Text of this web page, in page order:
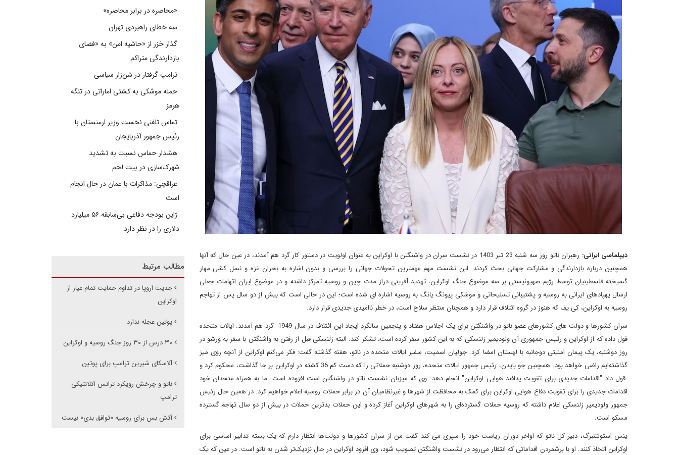
دیپلماسی ایرانی:
رهبران ناتو روز سه شنبه 23 تیر 1403 در نشست سران در واشنگتن با اوکراین به عنوان اولویت در دستور کار گرد هم آمدند، در عین حال که آنها
همچنین درباره بازدارندگی و مشارکت جهانی بحث کردند. این نشست مهم مهمترین تحولات جهانی را بررسی و بدون اشاره به بحران غزه و نسل کشی مهار
گسیخته فلسطینیان توسط رژبم صهیونیستی بر سه موضوع جنگ اوکراین، تهدید آفرینی دراز مدت چین و روسیه تمرکز داشته و در موضوع ایران اتهامات جعلی
ارسال پهپادهای ایرانی به روسیه و پشتیبانی تسلیحاتی و موشکی پیونگ یانگ به روسیه اشاره ای شده است؛ این در حالی است که بیش از دو سال پس از تهاجم
روسیه به اوکراین، کی یف که هنوز در گروه ائتلاف قرار دارد و همچنان منتظر سلاح است، در خطر ناامیدی جدیدی قرار دارد.
سران کشورها و دولت های کشورهای عضو ناتو در واشنگتن برای یک اجلاس هفتاد و پنجمین سالگرد ایجاد این ائتلاف در سال 1949 گرد هم آمدند. ایالات متحده
قول داده که از اوکراین و رئیس جمهوری آن ولودیمیر زلنسکی که به این کشور سفر کرده است، تشکر کند. البته زلنسکی قبل از رفتن به واشنگتن با سفر به ورشو در
روز دوشنبه، یک پیمان امنیتی دوجانبه با لهستان امضا کرد. جولیان اسمیت، سفیر ایالات متحده در ناتو، هفته گذشته گفت: فکر می‌کنم اوکراین از آنچه روی میز
گذاشته‌ایم راضی خواهد بود. همچنین جو بایدن، رئیس جمهور ایالات متحده، روز دوشنبه حملاتی را که دست کم 36 کشته در اوکراین بر جا گذاشت، محکوم کرد و
قول داد "اقدامات جدیدی برای تقویت پدافند هوایی اوکراین" انجام دهد. وی که میزبان نشست ناتو در واشنگتن است افزوده است ما به همراه متحدان خود
اقدامات جدیدی را برای تقویت دفاع هوایی اوکراین برای کمک به محافظت از شهرها و غیرنظامیان آن در برابر حملات روسیه اعلام خواهیم کرد. در همین حال رئیس
جمهور ولودیمیر زلنسکی اعلام داشته که روسیه حملات گسترده‌ای را به شهرهای اوکراین آغاز کرده و این حملات بدترین حملات در بیش از دو سال تهاجم گسترده
مسکو است.
ینس استولتنبرگ، دبیر کل ناتو که اواخر دوران ریاست خود را سپری می کند گفت من از سران کشورها و دولت‌ها انتظار دارم که یک بسته تدابیر اساسی برای
اوکراین اتخاذ کنند. او با برشمردن اقداماتی که انتظار می‌رود در نشست واشنگتن تصویب شود، وی افزود اوکراین در حال نزدیک‌تر شدن به ناتو است. در عین که یک
«محاصره در برابر محاصره»
سه خطای راهبردی تهران
گذار خزر از «حاشیه امن» به «فضای
بازدارندگی متراکم
ترامپ گرفتار در شن‌زار سیاسی
حمله موشکی به کشتی اماراتی در تنگه
هرمز
تماس تلفنی نخست وزیر ارمنستان با
رئیس جمهور آذربایجان
هشدار حماس نسبت به تشدید
شهرک‌سازی در بیت‌ لحم
عراقچی: مذاکرات با عمان در حال انجام
است
ژاپن بودجه دفاعی بی‌سابقه ۵۶ میلیارد
دلاری را در نظر دارد
مطالب مرتبط
جدیت اروپا در تداوم حمایت تمام عیار از
اوکراین
پوتین عجله ندارد
۳۰ درس از ۳۰ روز جنگ روسیه و اوکراین
آلاسکای شیرین ترامپ برای پوتین
ناتو و چرخش رویکرد ترانس آتلانتیکی
ترامپ
آتش بس برای روسیه «توافق بدی» نیست